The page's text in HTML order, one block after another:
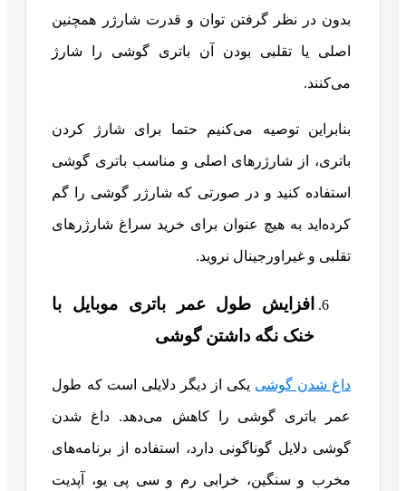
بدون در نظر گرفتن توان و قدرت شارژر همچنین
اصلی یا تقلبی بودن آن باتری گوشی را شارژ
می‌کنند.
بنابراین توصیه می‌کنیم حتما برای شارژ کردن
باتری، از شارژرهای اصلی و مناسب باتری گوشی
استفاده کنید و در صورتی که شارژر گوشی را گم
کرده‌اید به هیچ عنوان برای خرید سراغ شارژرهای
تقلبی و غیراورجینال نروید.
افزایش طول عمر باتری موبایل با
خنک نگه داشتن گوشی
داغ شدن گوشی یکی از دیگر دلایلی است که طول
عمر باتری گوشی را کاهش می‌دهد. داغ شدن
گوشی دلایل گوناگونی دارد، استفاده از برنامه‌های
مخرب و سنگین، خرابی رم و سی پی یو، آپدیت